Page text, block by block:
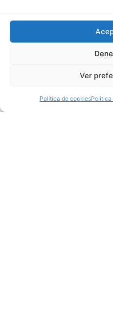
Ver
Política de cookiesPolítica